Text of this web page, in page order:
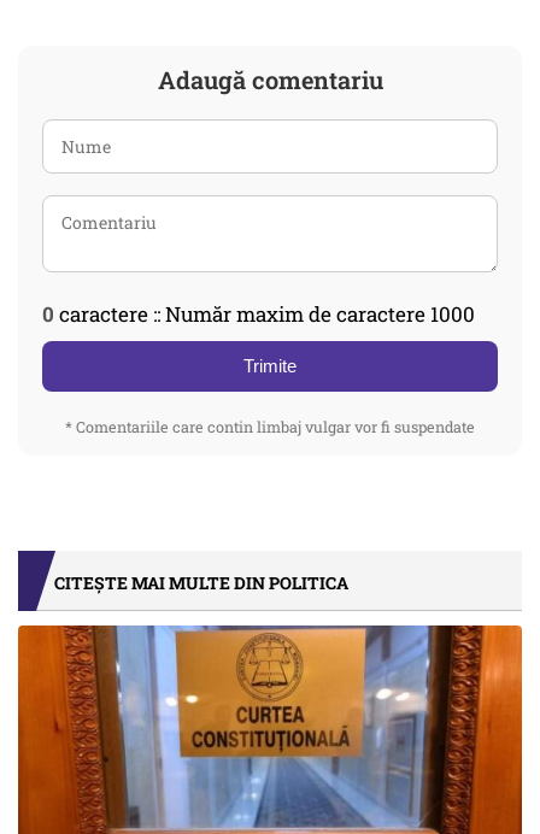
Adaugă comentariu
0 caractere :: Număr maxim de caractere 1000
Trimite
* Comentariile care contin limbaj vulgar vor fi suspendate
CITEȘTE MAI MULTE DIN POLITICA